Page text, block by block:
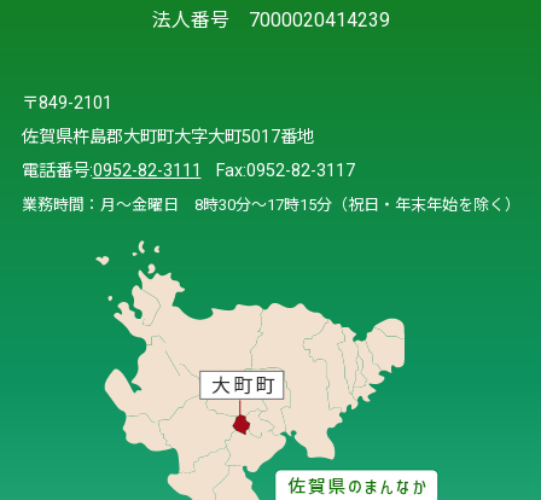
法人番号 7000020414239
〒849-2101
佐賀県杵島郡大町町大字大町5017番地
電話番号:0952-82-3111 Fax:0952-82-3117
業務時間：月～金曜日 8時30分～17時15分（祝日・年末年始を除く）